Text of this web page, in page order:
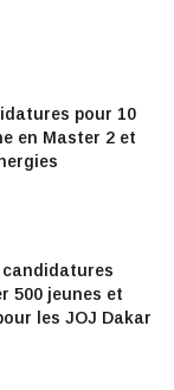
pour 10
en Master 2 et
candidatures
500 jeunes et
les JOJ Dakar